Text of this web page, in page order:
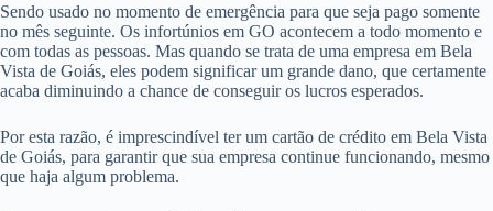
Sendo usado no momento de emergência para que seja pago somente
no mês seguinte. Os infortúnios em GO acontecem a todo momento e
com todas as pessoas. Mas quando se trata de uma empresa em Bela
Vista de Goiás, eles podem significar um grande dano, que certamente
acaba diminuindo a chance de conseguir os lucros esperados.
Por esta razão, é imprescindível ter um cartão de crédito em Bela Vista
de Goiás, para garantir que sua empresa continue funcionando, mesmo
que haja algum problema.